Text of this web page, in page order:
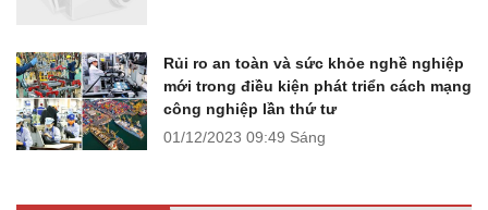
Rủi ro an toàn và sức khỏe nghề nghiệp
mới trong điều kiện phát triển cách mạng
công nghiệp lần thứ tư
01/12/2023 09:49 Sáng